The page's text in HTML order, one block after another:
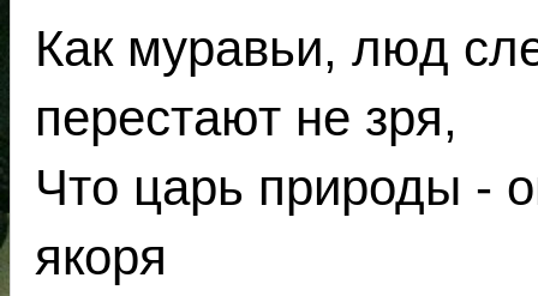
Как муравьи, люд
перестают не зря,
Что царь природы -
якоря